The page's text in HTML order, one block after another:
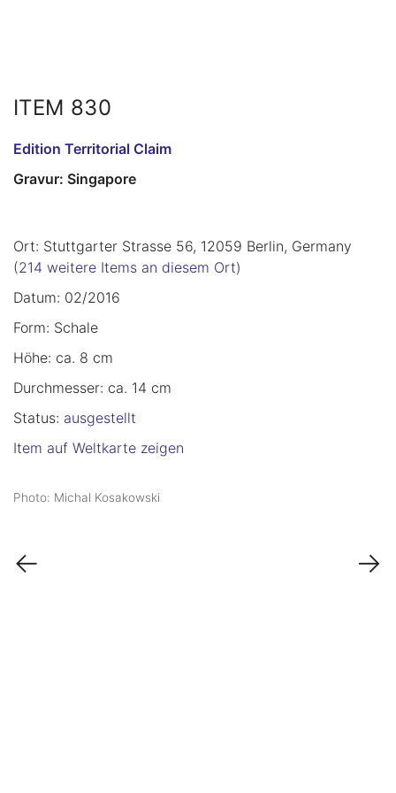
ITEM 830
Edition Territorial Claim
Gravur: Singapore
Ort: Stuttgarter Strasse 56, 12059 Berlin, Germany
(214 weitere Items an diesem Ort)
Datum: 02/2016
Form: Schale
Höhe: ca. 8 cm
Durchmesser: ca. 14 cm
Status: ausgestellt
Item auf Weltkarte zeigen
Photo: Michal Kosakowski
← →